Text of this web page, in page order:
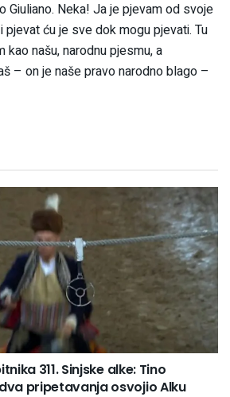
Giuliano. Neka! Ja je pjevam od svoje
ću je sve dok mogu pjevati. Tu
kao našu, narodnu pjesmu, a
– on je naše pravo narodno blago –
311. Sinjske alke: Tino
pripetavanja osvojio Alku